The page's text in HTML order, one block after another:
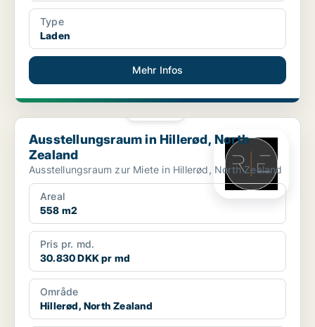
Type
Laden
Mehr Infos
Ausstellungsraum in Hillerød, North Zealand
Ausstellungsraum in Hillerød, North
Zealand
Ausstellungsraum zur Miete in Hillerød, North Zealand
Areal
558 m2
Pris pr. md.
30.830 DKK pr md
Område
Hillerød, North Zealand